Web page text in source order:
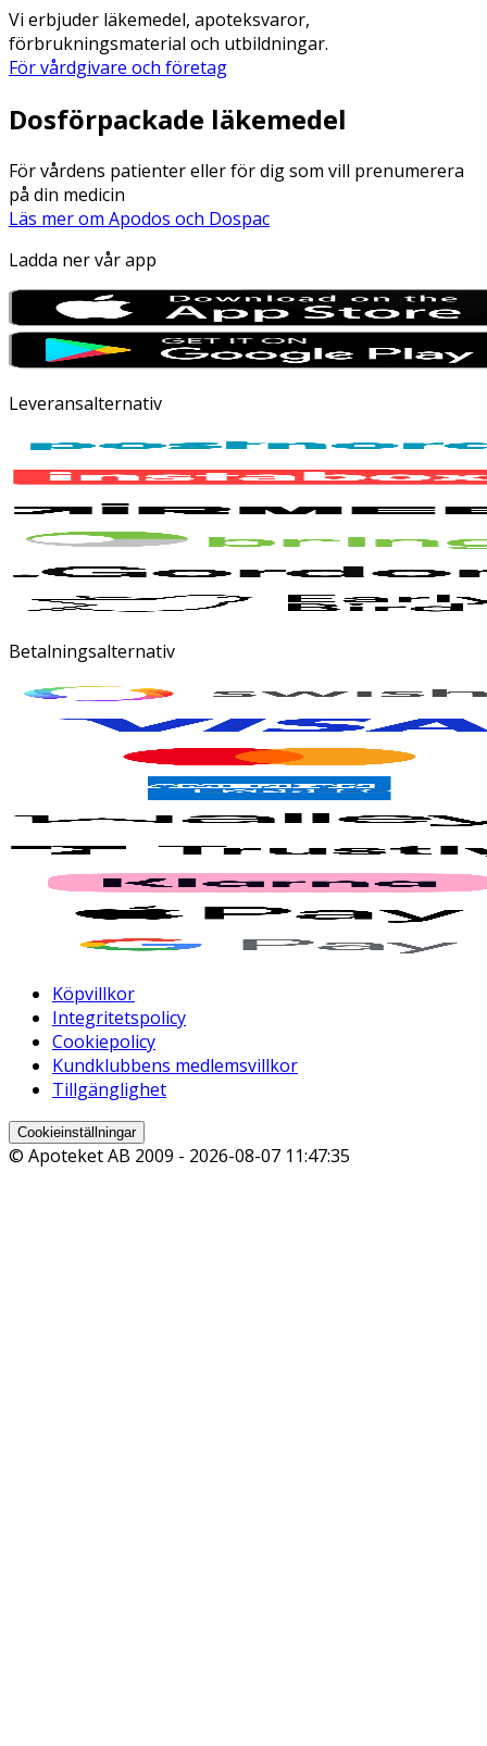
Vi erbjuder läkemedel, apoteksvaror,
förbrukningsmaterial och utbildningar.
För vårdgivare och företag
Dosförpackade läkemedel
För vårdens patienter eller för dig som vill prenumerera
på din medicin
Läs mer om Apodos och Dospac
Ladda ner vår app
Leveransalternativ
Betalningsalternativ
Köpvillkor
Integritetspolicy
Cookiepolicy
Kundklubbens medlemsvillkor
Tillgänglighet
Cookieinställningar
© Apoteket AB 2009 - 2026-08-07 11:47:35